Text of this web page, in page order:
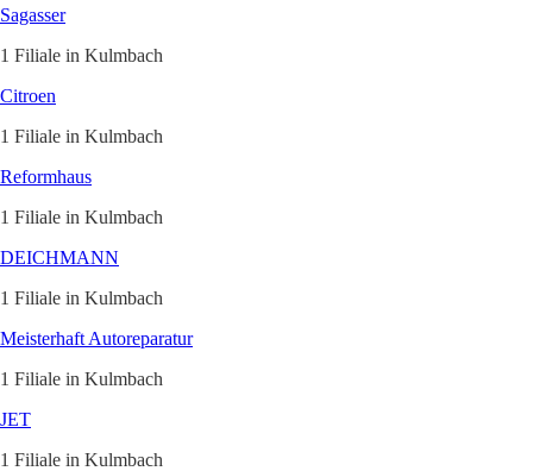
Sagasser
1 Filiale in Kulmbach
Citroen
1 Filiale in Kulmbach
Reformhaus
1 Filiale in Kulmbach
DEICHMANN
1 Filiale in Kulmbach
Meisterhaft Autoreparatur
1 Filiale in Kulmbach
JET
1 Filiale in Kulmbach